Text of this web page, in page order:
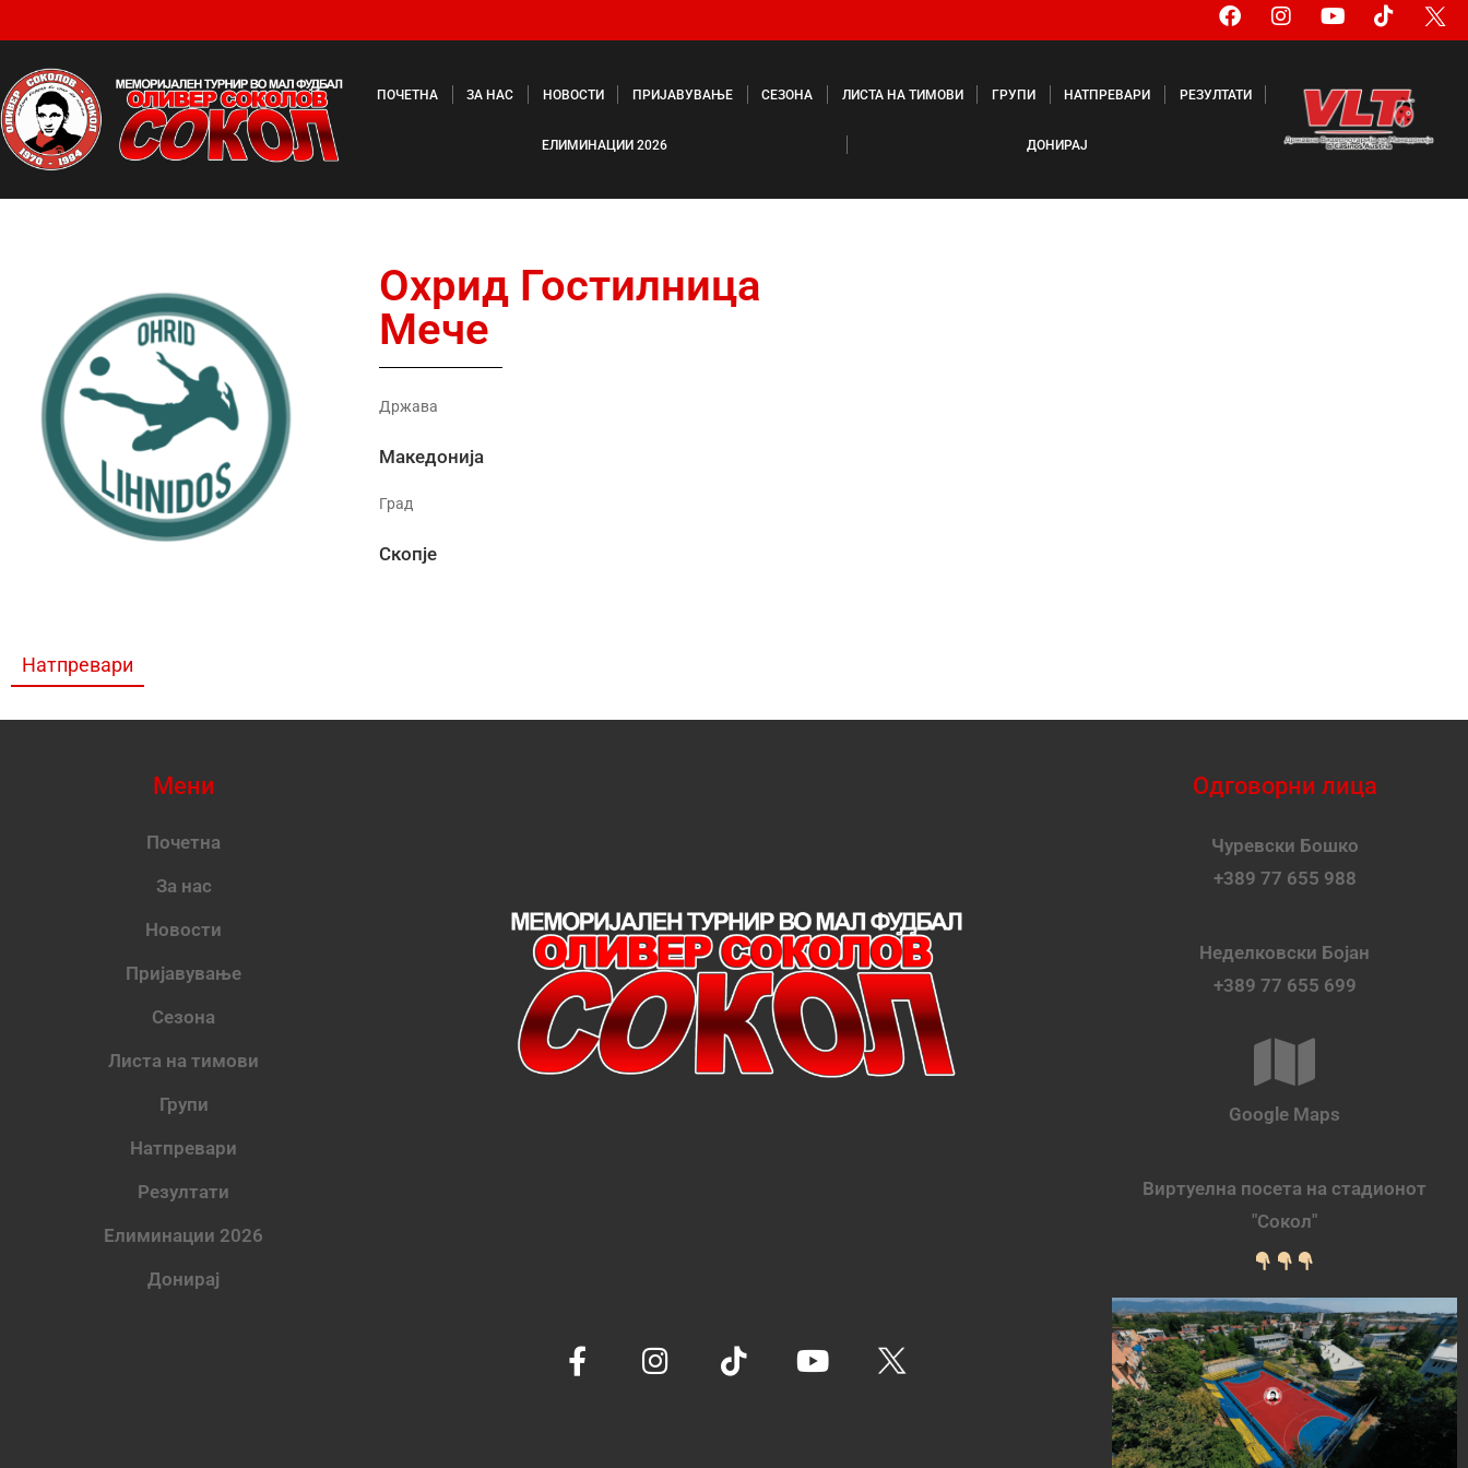
ПОЧЕТНА ЗА НАС НОВОСТИ ПРИЈАВУВАЊЕ СЕЗОНА ЛИСТА НА ТИМОВИ ГРУПИ НАТПРЕВАРИ РЕЗУЛТАТИ
ЕЛИМИНАЦИИ 2026 ДОНИРАЈ
Охрид Гостилница
Мече
Држава
Македонија
Град
Скопје
Натпревари
Мени
Почетна
За нас
Новости
Пријавување
Сезона
Листа на тимови
Групи
Натпревари
Резултати
Елиминации 2026
Донирај
Одговорни лица
Чуревски Бошко
+389 77 655 988
Неделковски Бојан
+389 77 655 699
Google Maps
Виртуелна посета на стадионот
"Сокол"